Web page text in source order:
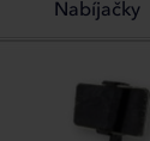
Nabíjačky